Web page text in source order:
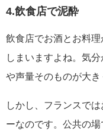
4.飲食店で泥酔
飲食店でお酒とお料
しまいますよね。気
や声量そのものが大き
しかし、フランスで
ーなのです。公共の